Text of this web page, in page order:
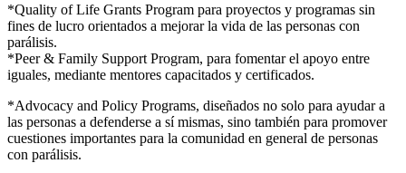
*Quality of Life Grants Program para proyectos y programas sin
fines de lucro orientados a mejorar la vida de las personas con
parálisis.
*Peer & Family Support Program, para fomentar el apoyo entre
iguales, mediante mentores capacitados y certificados.
*Advocacy and Policy Programs, diseñados no solo para ayudar a
las personas a defenderse a sí mismas, sino también para promover
cuestiones importantes para la comunidad en general de personas
con parálisis.